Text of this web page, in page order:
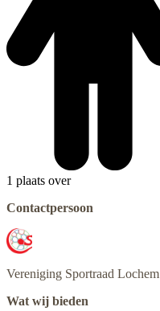
1 plaats over
Contactpersoon
Vereniging Sportraad Lochem
Wat wij bieden